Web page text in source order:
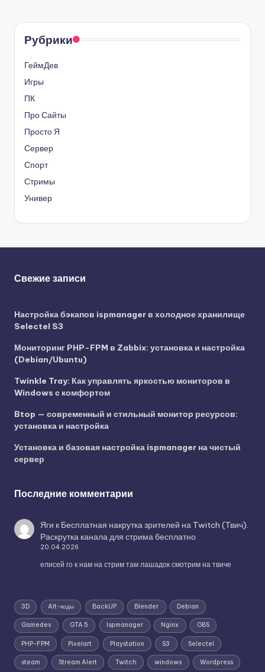
Рубрики
ГеймДев
Игры
ПК
Про Сайты
Просто Я
Сервер
Спорт
Стримы
Универ
Свежие записи
Настройка бэкапов ispmanager в холодное хранилище
Selectel S3
Мониторинг PHP-FPM в Zabbix: установка и настройка
(Debian/Ubuntu)
Twinkle Tray: Как управлять яркостью мониторов в
Windows с комфортом
Btop — современный и стильный монитор ресурсов:
установка и настройка
Установка и базовая настройка ispmanager на чистый
сервер
Последние комментарии
Яги к Бесплатная накрутка зрителей на Twitch (Твич).
Раскрутка канала для стрима бесплатно
20.04.2026
елисей го к нам на стрим там лашадок смотрим на твиче
3D Alt-коды BackUP Blender Debian
Gamedev GTA 5 Ispmanager Nginx OBS
PHP-FPM Pixelart Playstation S3 Selectel
steam Stream Alert Twitch windows Wordpress